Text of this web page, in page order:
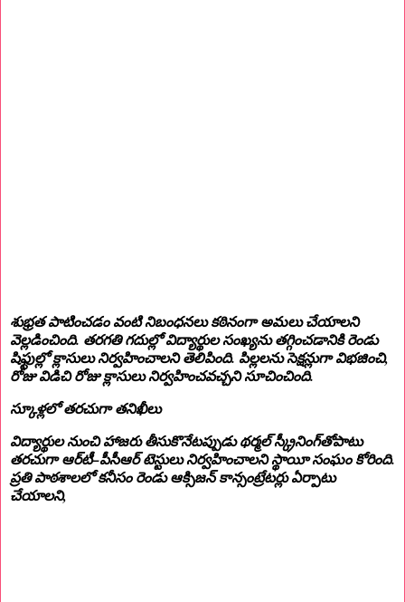
శుభ్రత పాటించడం వంటి నిబంధనలు కఠినంగా అమలు చేయాలని
వెల్లడించింది. తరగతి గదుల్లో విద్యార్థుల సంఖ్యను తగ్గించడానికి రెండు
షిఫ్టుల్లో క్లాసులు నిర్వహించాలని తెలిపింది. పిల్లలను సెక్షన్లుగా విభజించి,
రోజు విడిచి రోజు క్లాసులు నిర్వహించవచ్చని సూచించింది.
స్కూళ్లలో తరచుగా తనిఖీలు
విద్యార్థుల నుంచి హాజరు తీసుకొనేటప్పుడు థర్మల్‌ స్క్రీనింగ్‌తోపాటు
తరచుగా ఆర్‌టీ–పీసీఆర్‌ టెస్టులు నిర్వహించాలని స్థాయీ సంఘం కోరింది.
ప్రతి పాఠశాలలో కనీసం రెండు ఆక్సిజన్‌ కాన్సంట్రేటర్లు ఏర్పాటు
చేయాలని,